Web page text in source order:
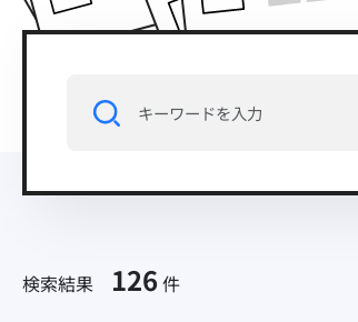
検索結果 126件